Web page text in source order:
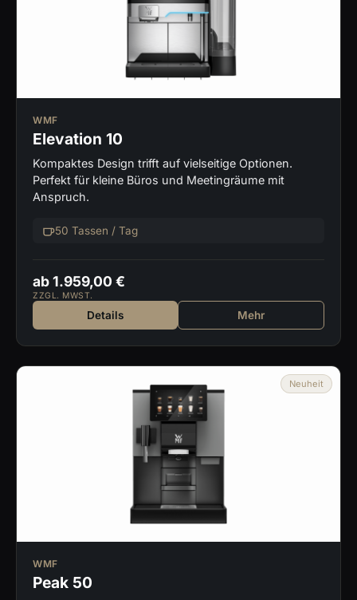
WMF
Elevation 10
Kompaktes Design trifft auf vielseitige Optionen.
Perfekt für kleine Büros und Meetingräume mit
Anspruch.
50 Tassen / Tag
ab 1.959,00 €
ZZGL. MWST.
Details Mehr
Neuheit
WMF
Peak 50